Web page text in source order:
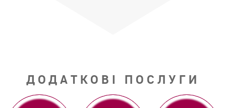
ДОДАТКОВІ ПОСЛУГИ